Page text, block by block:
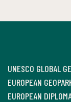
UNESCO GLOBAL
EUROPEAN
EUROPEAN